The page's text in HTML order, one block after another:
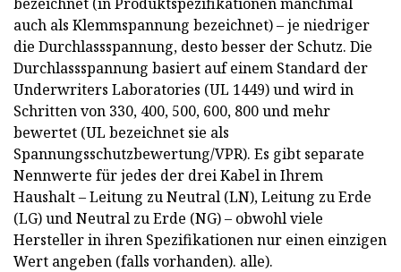
auch als Klemmspannung bezeichnet) – je niedriger
die Durchlassspannung, desto besser der Schutz. Die
Durchlassspannung basiert auf einem Standard der
Underwriters Laboratories (UL 1449) und wird in
Schritten von 330, 400, 500, 600, 800 und mehr
bewertet (UL bezeichnet sie als
Spannungsschutzbewertung/VPR). Es gibt separate
Nennwerte für jedes der drei Kabel in Ihrem
Haushalt – Leitung zu Neutral (LN), Leitung zu Erde
(LG) und Neutral zu Erde (NG) – obwohl viele
Hersteller in ihren Spezifikationen nur einen einzigen
Wert angeben (falls vorhanden). alle).